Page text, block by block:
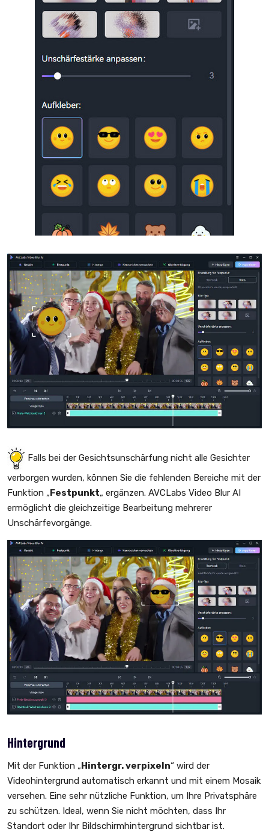
Falls bei der Gesichtsunschärfung nicht alle Gesichter
verborgen wurden, können Sie die fehlenden Bereiche mit der
Funktion „ Festpunkt„ ergänzen. AVCLabs Video Blur AI
ermöglicht die gleichzeitige Bearbeitung mehrerer
Unschärfevorgänge.
Hintergrund
Mit der Funktion „Hintergr. verpixeln“ wird der
Videohintergrund automatisch erkannt und mit einem Mosaik
versehen. Eine sehr nützliche Funktion, um Ihre Privatsphäre
zu schützen. Ideal, wenn Sie nicht möchten, dass Ihr
Standort oder Ihr Bildschirmhintergrund sichtbar ist.